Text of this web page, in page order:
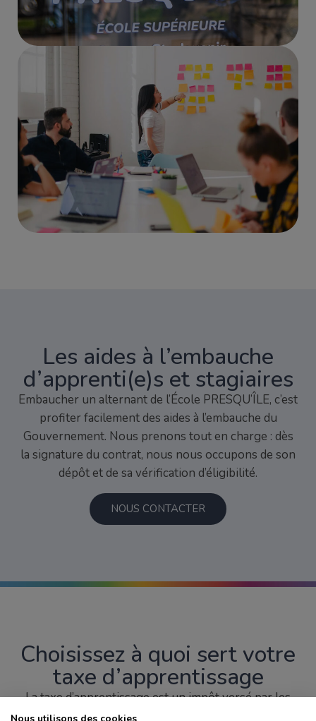
Les aides à l’embauche
d’apprenti(e)s et stagiaires
Embaucher un alternant de l’École PRESQU’ÎLE, c’est
profiter facilement des aides à l’embauche du
Gouvernement. Nous prenons tout en charge : dès
la signature du contrat, nous nous occupons de son
dépôt et de sa vérification d’éligibilité.
NOUS CONTACTER
Choisissez à quoi sert votre
taxe d’apprentissage
La taxe d’apprentissage est un impôt versé par les
entreprises pour soutenir les formations
Nous utilisons des cookies